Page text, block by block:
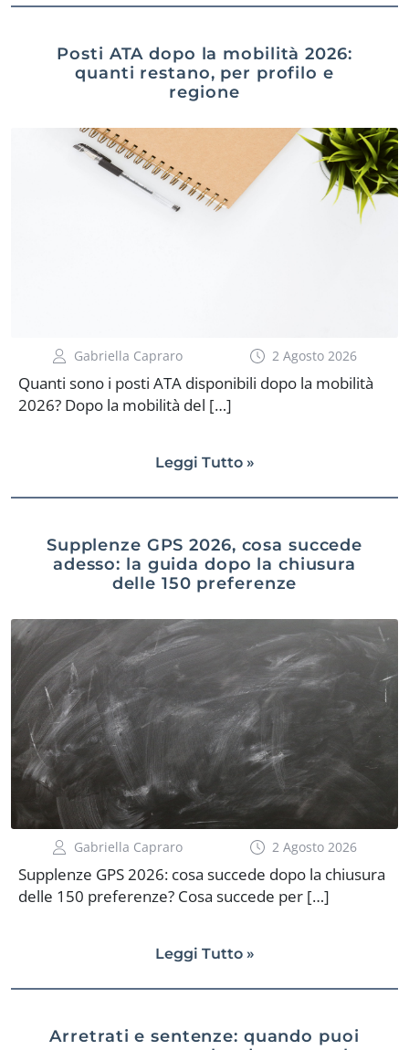
Posti ATA dopo la mobilità 2026:
quanti restano, per profilo e
regione
Gabriella Capraro 2 Agosto 2026
Quanti sono i posti ATA disponibili dopo la mobilità
2026? Dopo la mobilità del […]
Leggi Tutto »
Supplenze GPS 2026, cosa succede
adesso: la guida dopo la chiusura
delle 150 preferenze
Gabriella Capraro 2 Agosto 2026
Supplenze GPS 2026: cosa succede dopo la chiusura
delle 150 preferenze? Cosa succede per […]
Leggi Tutto »
Arretrati e sentenze: quando puoi